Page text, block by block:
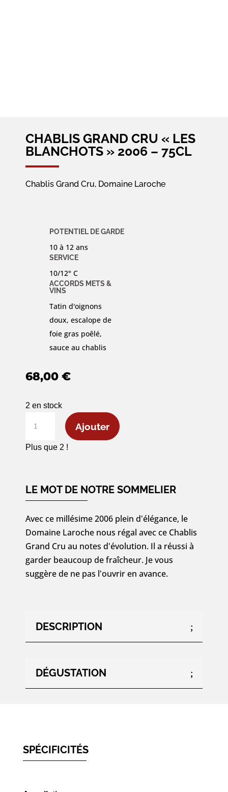
CHABLIS GRAND CRU « LES
BLANCHOTS » 2006 – 75CL
Chablis Grand Cru, Domaine Laroche
POTENTIEL DE GARDE
10 à 12 ans
SERVICE
10/12° C
ACCORDS METS &
VINS
Tatin d'oignons
doux, escalope de
foie gras poêlé,
sauce au chablis
68,00 €
2 en stock
Chablis
«
Les
Blanchots
»
2006
Ajouter
Plus que 2 !
LE MOT DE NOTRE SOMMELIER
Avec ce millésime 2006 plein d'élégance, le
Domaine Laroche nous régal avec ce Chablis
Grand Cru au notes d'évolution. Il a réussi à
garder beaucoup de fraîcheur. Je vous
suggère de ne pas l'ouvrir en avance.
DESCRIPTION
DÉGUSTATION
SPÉCIFICITÉS